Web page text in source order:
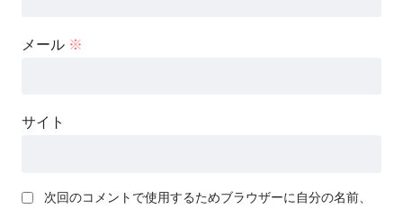
メール ※
サイト
次回のコメントで使用するためブラウザーに自分の名前、